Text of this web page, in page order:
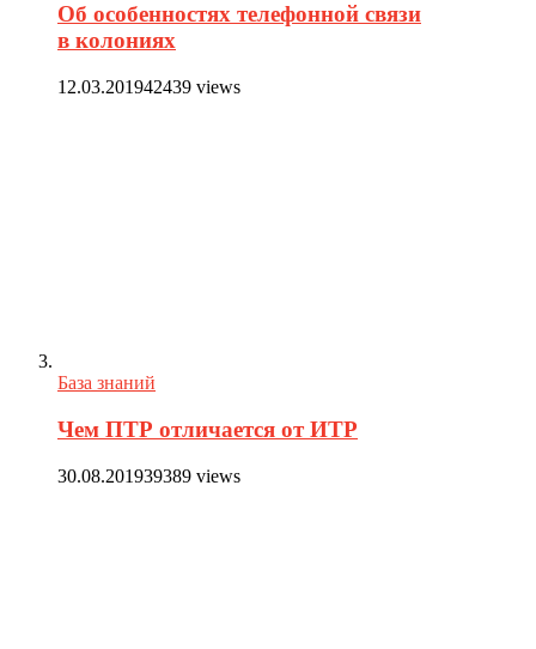
Об особенностях телефонной связи
в колониях
12.03.201942439 views
База знаний
Чем ПТР отличается от ИТР
30.08.201939389 views